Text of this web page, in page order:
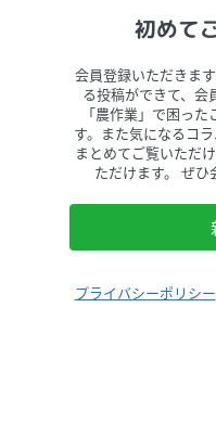
初めて
会員登録いただきま
る投稿ができて、会
「農作業」で困っ
す。また気になるコ
まとめてご覧いただ
ただけます。 ぜひ
プライバシーポリシー